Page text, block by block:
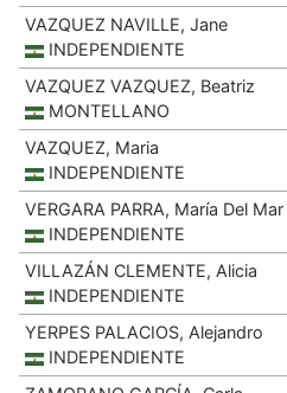
VAZQUEZ NAVILLE, Jane
INDEPENDIENTE
VAZQUEZ VAZQUEZ, Beatriz
MONTELLANO
VAZQUEZ, Maria
INDEPENDIENTE
VERGARA PARRA, María Del Mar
INDEPENDIENTE
VILLAZÁN CLEMENTE, Alicia
INDEPENDIENTE
YERPES PALACIOS, Alejandro
INDEPENDIENTE